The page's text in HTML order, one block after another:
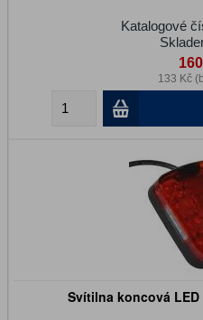
Katalogové
133 Kč
Svítilna koncová LED